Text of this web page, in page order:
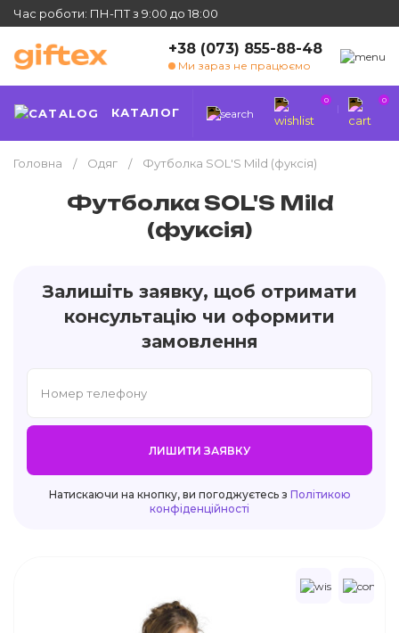
Час роботи: ПН-ПТ з 9:00 до 18:00
+38 (073) 855-88-48
Ми зараз не працюємо
КАТАЛОГ
0 0
Головна Одяг Футболка SOL'S Mild (фуксія)
Футболка SOL'S Mild
(фуксія)
Залишіть заявку, щоб отримати
консультацію чи оформити
замовлення
ЛИШИТИ ЗАЯВКУ
Натискаючи на кнопку, ви погоджуєтесь з Політикою
конфіденційності